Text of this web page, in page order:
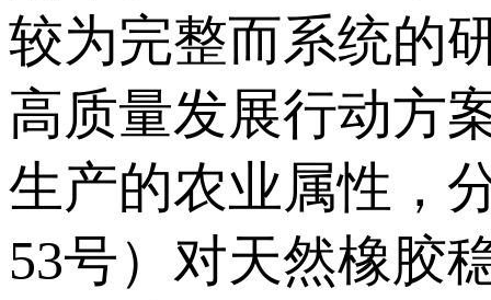
较为完整而系统的
高质量发展行动方
生产的农业属性，
53号）对天然橡胶